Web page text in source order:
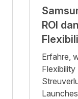
ROI
Erfahre,